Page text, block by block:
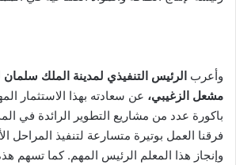
وأعرب الرئيس التنفيذي لمدينة الملك سلمان
مشعل الزغيبي، عن سعادته بهذا الاستثمار
باكورة عدد من مشاريع التطوير الرائدة في
فرقنا العمل بوتيرة متسارعة لتنفيذ المراحل
وإنجاز هذا المعلم الرئيس المهم. كما تسهم